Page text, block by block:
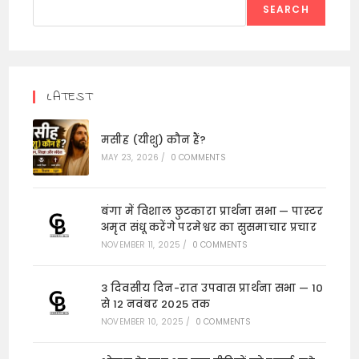
SEARCH
LATEST
मसीह (यीशु) कौन हैं?
MAY 23, 2026 / 0 COMMENTS
बंगा में विशाल छुटकारा प्रार्थना सभा — पास्टर
अमृत संधू करेंगे परमेश्वर का सुसमाचार प्रचार
NOVEMBER 11, 2025 / 0 COMMENTS
3 दिवसीय दिन-रात उपवास प्रार्थना सभा — 10
से 12 नवंबर 2025 तक
NOVEMBER 10, 2025 / 0 COMMENTS